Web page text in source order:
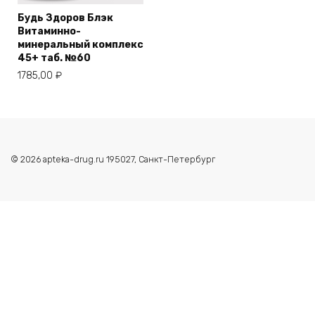
Будь Здоров Блэк
Витаминно-
минеральный комплекс
45+ таб. №60
1785,00 ₽
© 2026 apteka-drug.ru 195027, Санкт-Петербург